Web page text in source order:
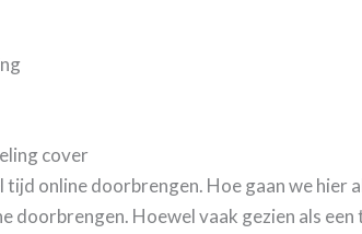
online doorbrengen. Hoe gaan we hier
Hoewel vaak gezien als